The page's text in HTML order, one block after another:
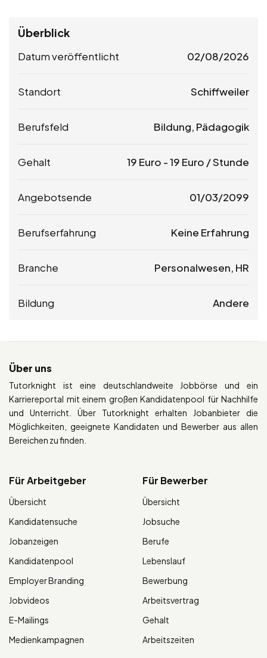
Überblick
Datum veröffentlicht 02/08/2026
Standort Schiffweiler
Berufsfeld Bildung, Pädagogik
Gehalt 19 Euro -19 Euro / Stunde
Angebotsende 01/03/2099
Berufserfahrung Keine Erfahrung
Branche Personalwesen, HR
Bildung Andere
Über uns
Tutorknight ist eine deutschlandweite Jobbörse und ein
Karriereportal mit einem großen Kandidatenpool für Nachhilfe
und Unterricht. Über Tutorknight erhalten Jobanbieter die
Möglichkeiten, geeignete Kandidaten und Bewerber aus allen
Bereichen zu finden.
Für Arbeitgeber
Übersicht
Kandidatensuche
Jobanzeigen
Kandidatenpool
Employer Branding
Jobvideos
E-Mailings
Medienkampagnen
Für Bewerber
Übersicht
Jobsuche
Berufe
Lebenslauf
Bewerbung
Arbeitsvertrag
Gehalt
Arbeitszeiten